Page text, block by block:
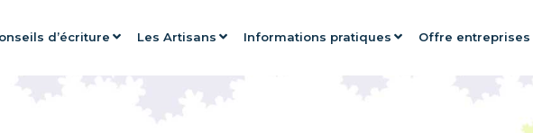
d’écriture Les Artisans Informations pratiques Offre entreprises